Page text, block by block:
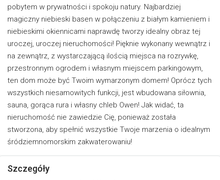
pobytem w prywatności i spokoju natury. Najbardziej
magiczny niebieski basen w połączeniu z białym kamieniem i
niebieskimi okiennicami naprawdę tworzy idealny obraz tej
uroczej, uroczej nieruchomości! Pięknie wykonany wewnątrz i
na zewnątrz, z wystarczającą ilością miejsca na rozrywkę,
przestronnym ogrodem i własnym miejscem parkingowym,
ten dom może być Twoim wymarzonym domem! Oprócz tych
wszystkich niesamowitych funkcji, jest wbudowana siłownia,
sauna, gorąca rura i własny chleb Owen! Jak widać, ta
nieruchomość nie zawiedzie Cię, ponieważ została
stworzona, aby spełnić wszystkie Twoje marzenia o idealnym
śródziemnomorskim zakwaterowaniu!
Szczegóły